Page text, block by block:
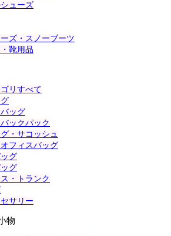
ューズ
ズ・スノーブーツ
靴用品
リすべて
ッグ
ックパック
・サコッシュ
フィスバッグ
グ
グ
・トランク
サリー
物